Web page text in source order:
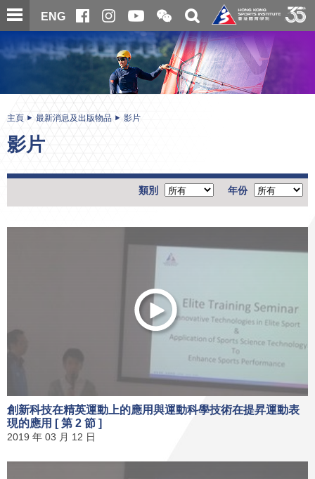
跳
至
內
ENG
開
合
微
信
二
維
碼
關
搜
尋
内
主頁 最新消息及出版物品 影片
影片
年份
類別
創新科技在精英運動上的應用與運動科學技術在提昇運動表
現的應用 [ 第 2 節 ]
2019 年 03 月 12 日